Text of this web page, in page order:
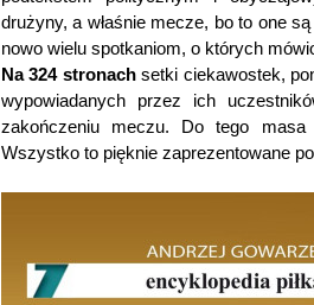
drużyny, a właśnie mecze, bo to one
nowo wielu spotkaniom, o których
Na 324 stronachsetki ciekawostek,
wypowiadanych przez ich
zakończeniu meczu. Do tego
Wszystko to pięknie zaprezentowane